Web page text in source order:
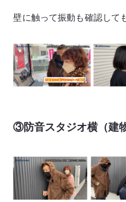
壁に触って振動も確認して
③防音スタジオ横（建